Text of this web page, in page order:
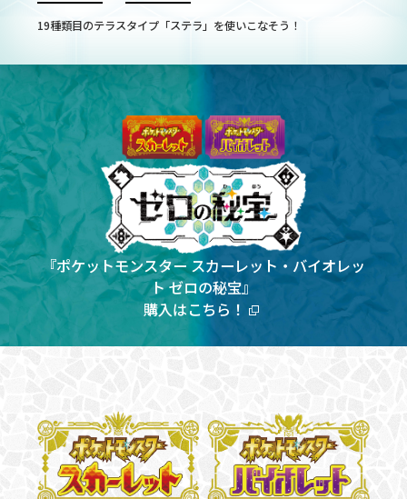
19種類目のテラスタイプ「ステラ」を使いこなそう！
『ポケットモンスター スカーレット・バイオレッ
ト ゼロの秘宝』
購入はこちら！